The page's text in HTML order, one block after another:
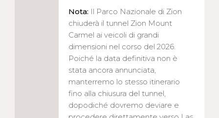
Nota: Il Parco Nazionale di Zion
chiuderà il tunnel Zion Mount
Carmel ai veicoli di grandi
dimensioni nel corso del 2026.
Poiché la data definitiva non è
stata ancora annunciata,
manterremo lo stesso itinerario
fino alla chiusura del tunnel,
dopodiché dovremo deviare e